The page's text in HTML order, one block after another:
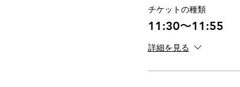
撮影会を中止させて
◯桜のエリアは一般
◯撮影は事前予約制
チケットの種類
11:30〜11:55
詳細を見る